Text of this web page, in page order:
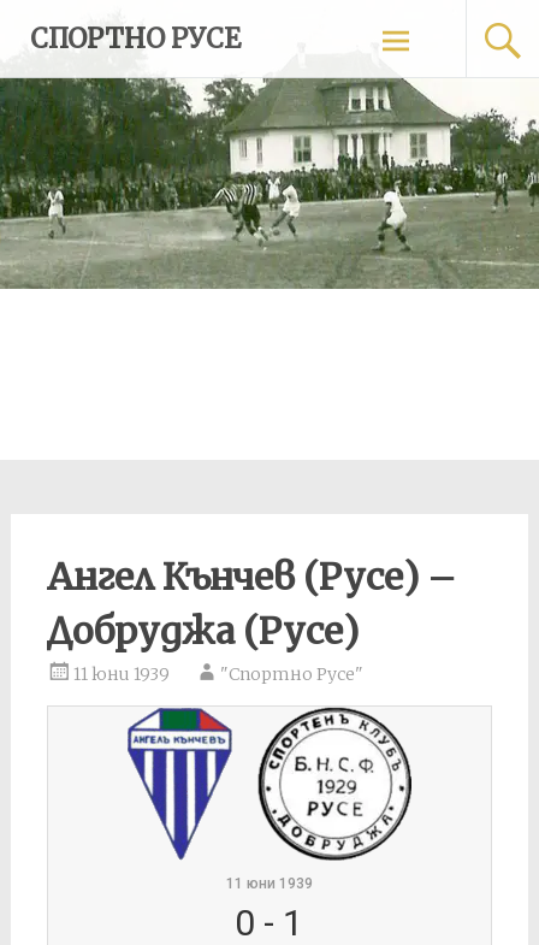
content
СПОРТНО РУСЕ
Ангел Кънчев (Русе) –
Добруджа (Русе)
11 юни 1939 "Спортно Русе"
11 юни 1939
0 - 1